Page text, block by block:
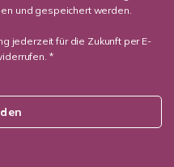
und gespeichert werden.
jederzeit für die Zukunft per E-
*